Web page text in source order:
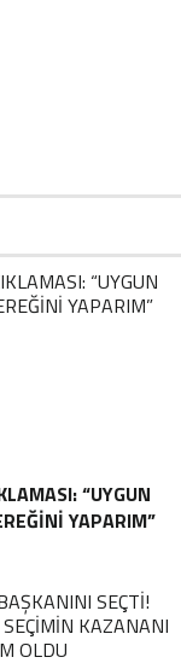
“UYGUN
YAPARIM”